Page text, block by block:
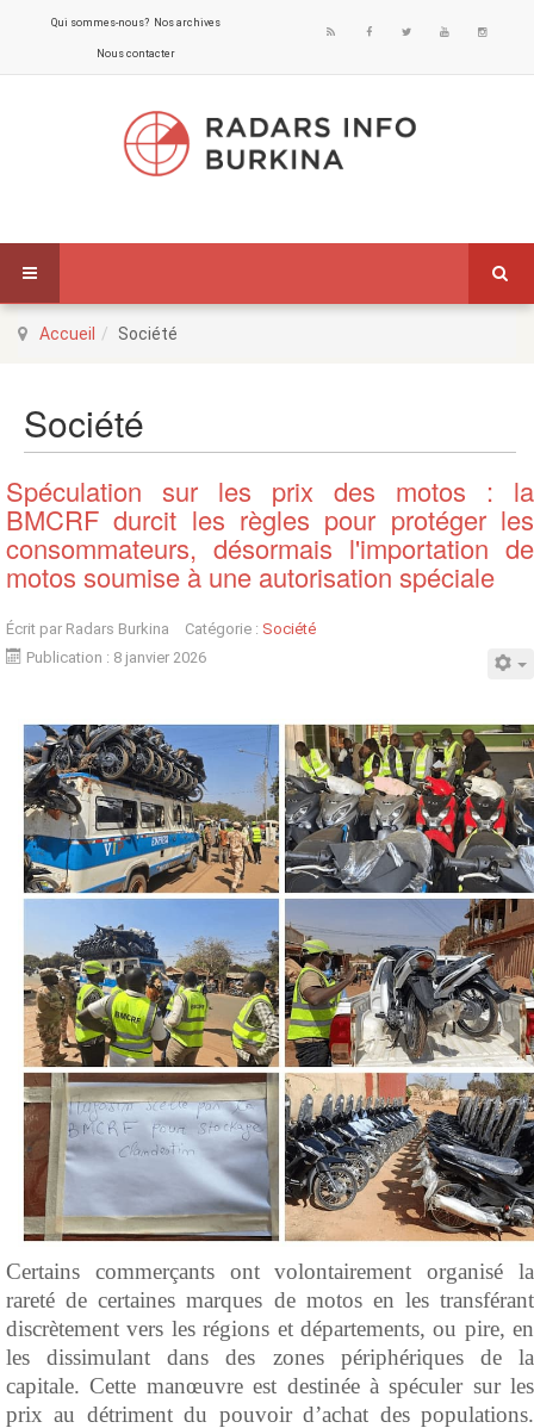
Qui sommes-nous? Nos archives
Nous contacter
Accueil Société
Société
Spéculation sur les prix des motos : la
BMCRF durcit les règles pour protéger les
consommateurs, désormais l'importation de
motos soumise à une autorisation spéciale
Écrit par Radars Burkina Catégorie : Société
Publication : 8 janvier 2026
Certains commerçants ont volontairement organisé la
rareté de certaines marques de motos en les transférant
discrètement vers les régions et départements, ou pire, en
les dissimulant dans des zones périphériques de la
capitale. Cette manœuvre est destinée à spéculer sur les
prix au détriment du pouvoir d’achat des populations.